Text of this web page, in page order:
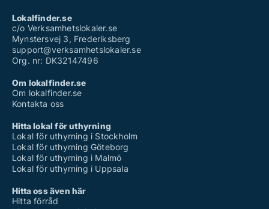
Lokalfinder.se
c/o Verksamhetslokaler.se
Mynstersvej 3, Frederiksberg
support@verksamhetslokaler.se
Org. nr: DK32147496
Om lokalfinder.se
Om lokalfinder.se
Kontakta oss
Hitta lokal för uthyrning
Lokal för uthyrning i Stockholm
Lokal för uthyrning Göteborg
Lokal för uthyrning i Malmö
Lokal för uthyrning i Uppsala
Hitta oss även här
Hitta förråd